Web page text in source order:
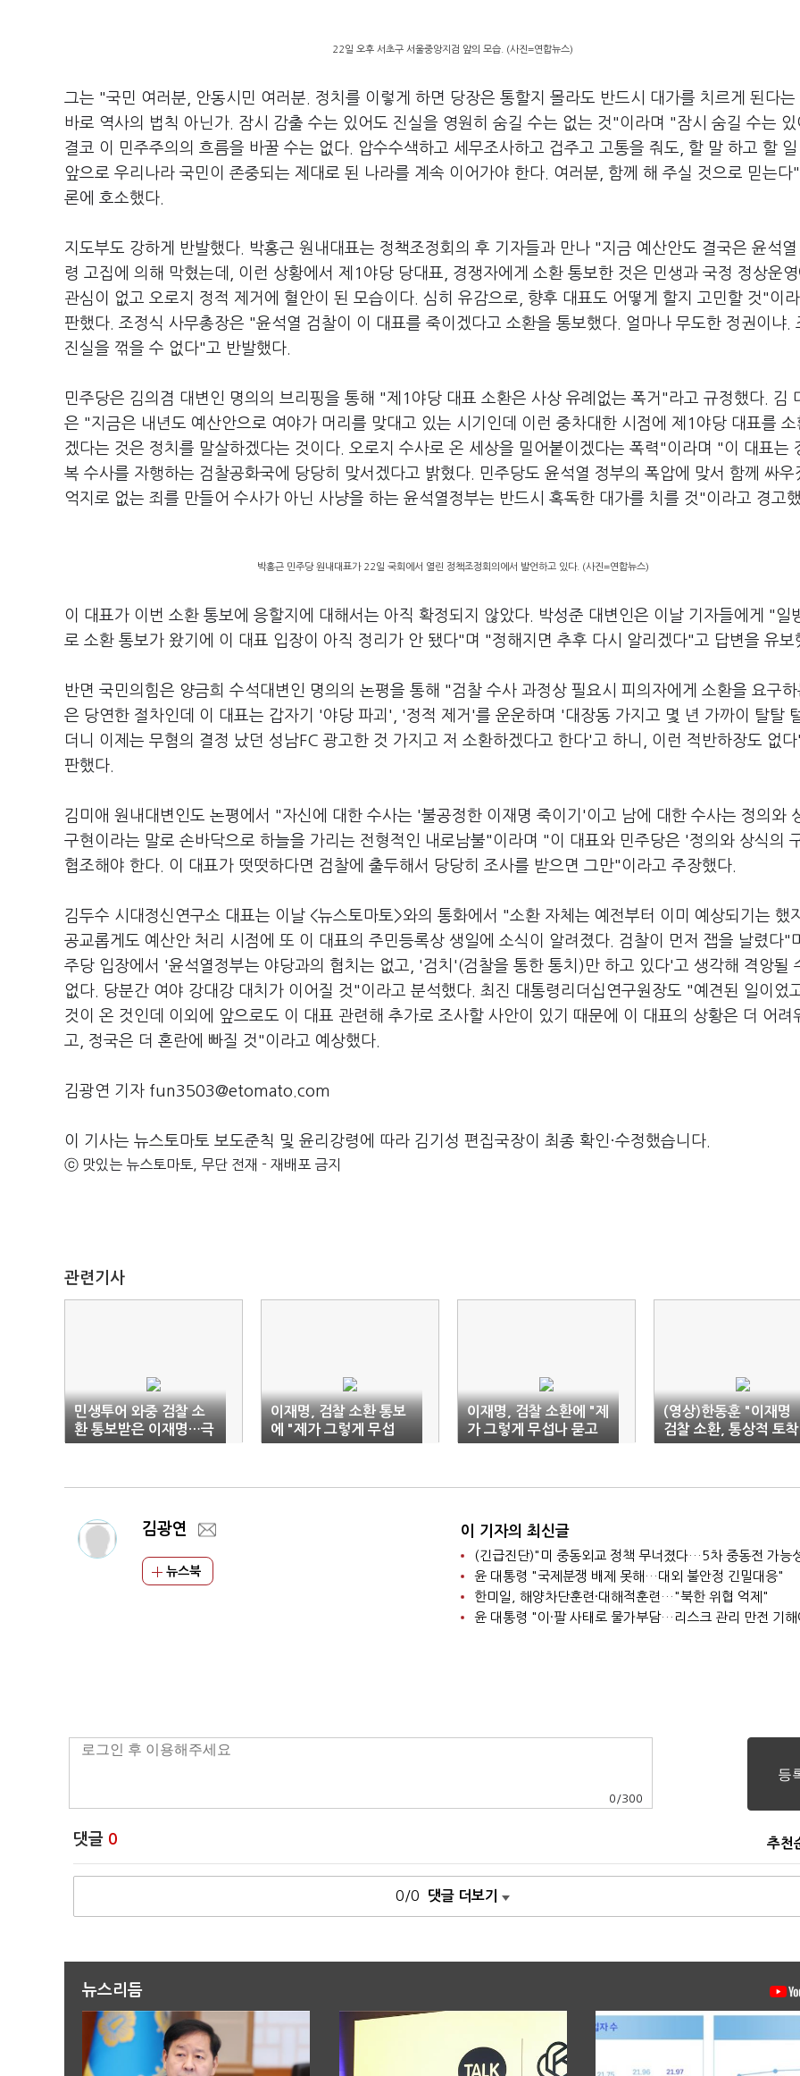
22일 오후 서초구 서울중앙지검 앞의 모습. (사진=연합뉴스)
그는 "국민 여러분, 안동시민 여러분. 정치를 이렇게 하면 당장은 통할지 몰라도 반드시 대가를 치르게 된다는
바로 역사의 법칙 아닌가. 잠시 감출 수는 있어도 진실을 영원히 숨길 수는 없는 것"이라며 "잠시 숨길 수는 있
결코 이 민주주의의 흐름을 바꿀 수는 없다. 압수수색하고 세무조사하고 겁주고 고통을 줘도, 할 말 하고 할
앞으로 우리나라 국민이 존중되는 제대로 된 나라를 계속 이어가야 한다. 여러분, 함께 해 주실 것으로 믿는다
론에 호소했다.
지도부도 강하게 반발했다. 박홍근 원내대표는 정책조정회의 후 기자들과 만나 "지금 예산안도 결국은 윤석
령 고집에 의해 막혔는데, 이런 상황에서 제1야당 당대표, 경쟁자에게 소환 통보한 것은 민생과 국정 정상운
관심이 없고 오로지 정적 제거에 혈안이 된 모습이다. 심히 유감으로, 향후 대표도 어떻게 할지 고민할 것"이
판했다. 조정식 사무총장은 "윤석열 검찰이 이 대표를 죽이겠다고 소환을 통보했다. 얼마나 무도한 정권이냐.
진실을 꺾을 수 없다"고 반발했다.
민주당은 김의겸 대변인 명의의 브리핑을 통해 "제1야당 대표 소환은 사상 유례없는 폭거"라고 규정했다. 김
은 "지금은 내년도 예산안으로 여야가 머리를 맞대고 있는 시기인데 이런 중차대한 시점에 제1야당 대표를 소
겠다는 것은 정치를 말살하겠다는 것이다. 오로지 수사로 온 세상을 밀어붙이겠다는 폭력"이라며 "이 대표는
복 수사를 자행하는 검찰공화국에 당당히 맞서겠다고 밝혔다. 민주당도 윤석열 정부의 폭압에 맞서 함께 싸우
억지로 없는 죄를 만들어 수사가 아닌 사냥을 하는 윤석열정부는 반드시 혹독한 대가를 치를 것"이라고 경고
박홍근 민주당 원내대표가 22일 국회에서 열린 정책조정회의에서 발언하고 있다. (사진=연합뉴스)
이 대표가 이번 소환 통보에 응할지에 대해서는 아직 확정되지 않았다. 박성준 대변인은 이날 기자들에게 "일
로 소환 통보가 왔기에 이 대표 입장이 아직 정리가 안 됐다"며 "정해지면 추후 다시 알리겠다"고 답변을 유보
반면 국민의힘은 양금희 수석대변인 명의의 논평을 통해 "검찰 수사 과정상 필요시 피의자에게 소환을 요구
은 당연한 절차인데 이 대표는 갑자기 '야당 파괴', '정적 제거'를 운운하며 '대장동 가지고 몇 년 가까이 탈탈
더니 이제는 무혐의 결정 났던 성남FC 광고한 것 가지고 저 소환하겠다고 한다'고 하니, 이런 적반하장도 없
판했다.
김미애 원내대변인도 논평에서 "자신에 대한 수사는 '불공정한 이재명 죽이기'이고 남에 대한 수사는 정의와
구현이라는 말로 손바닥으로 하늘을 가리는 전형적인 내로남불"이라며 "이 대표와 민주당은 '정의와 상식의
협조해야 한다. 이 대표가 떳떳하다면 검찰에 출두해서 당당히 조사를 받으면 그만"이라고 주장했다.
김두수 시대정신연구소 대표는 이날 <뉴스토마토>와의 통화에서 "소환 자체는 예전부터 이미 예상되기는 했
공교롭게도 예산안 처리 시점에 또 이 대표의 주민등록상 생일에 소식이 알려졌다. 검찰이 먼저 잽을 날렸다"
주당 입장에서 '윤석열정부는 야당과의 협치는 없고, '검치'(검찰을 통한 통치)만 하고 있다'고 생각해 격앙될
없다. 당분간 여야 강대강 대치가 이어질 것"이라고 분석했다. 최진 대통령리더십연구원장도 "예견된 일이었
것이 온 것인데 이외에 앞으로도 이 대표 관련해 추가로 조사할 사안이 있기 때문에 이 대표의 상황은 더 어려
고, 정국은 더 혼란에 빠질 것"이라고 예상했다.
김광연 기자 fun3503@etomato.com
이 기사는 뉴스토마토 보도준칙 및 윤리강령에 따라 김기성 편집국장이 최종 확인·수정했습니다.
ⓒ 맛있는 뉴스토마토, 무단 전재 - 재배포 금지
관련기사
민생투어 와중 검찰 소
환 통보받은 이재명…극
에 달한 사법리스크
이재명, 검찰 소환 통보
에 "제가 그렇게 무섭
나"(1보)
이재명, 검찰 소환에 "제
가 그렇게 무섭나 묻고
싶다"(종합)
(영상)한동훈 "이재명
검찰 소환, 통상적 토착
비리 수사"
김광연
뉴스북
이 기자의 최신글
윤 대통령 "국제분쟁 배제 못해…대외 불안정 긴밀대응"
한미일, 해양차단훈련·대해적훈련…"북한 위협 억제"
윤 대통령 "이·팔 사태로 물가부담…리스크 관리 만전 기
0 /300
댓글 0 추천
0/0 댓글 더보기
뉴스리듬